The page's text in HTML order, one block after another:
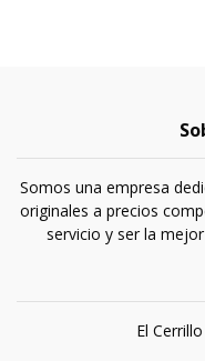
Somos una empresa
originales a precios
servicio y ser la
El